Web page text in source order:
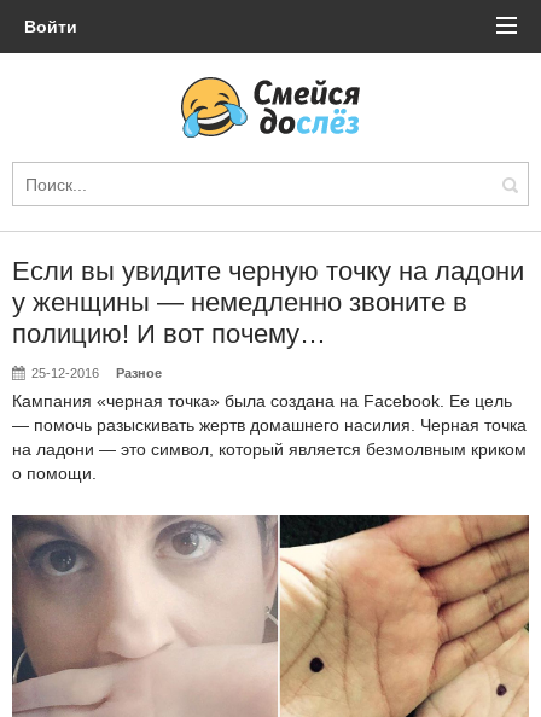
Войти
Если вы увидите черную точку на ладони
у женщины — немедленно звоните в
полицию! И вот почему…
25-12-2016 Разное
Кампания «черная точка» была создана на Facebook. Ее цель
— помочь разыскивать жертв домашнего насилия. Черная точка
на ладони — это символ, который является безмолвным криком
о помощи.